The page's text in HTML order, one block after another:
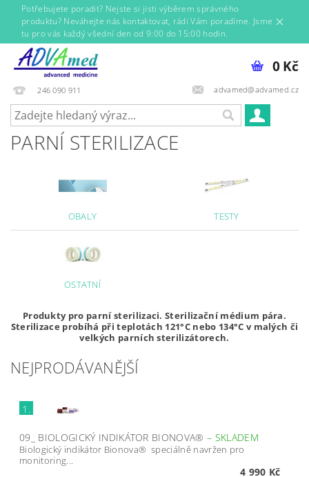
Potřebujete poradit? Nejste si jisti výběrem správného
produktu? Neváhejte nás kontaktovat, rádi Vám poradíme. Jsme
tu pro vás každý všední den od 9:00 do 15:00 hodin.
246 090 911 advamed@advamed.cz
0 Kč
PARNÍ STERILIZACE
OBALY TESTY
OSTATNÍ
Produkty pro parní sterilizaci. Sterilizační médium pára.
Sterilizace probíhá při teplotách 121°C nebo 134°C v malých či
velkých parních sterilizátorech.
NEJPRODÁVANĚJŠÍ
1.
09_ BIOLOGICKÝ INDIKÁTOR BIONOVA®– SKLADEM
Biologický indikátor Bionova® speciálně navržen pro
monitoring...
4 990 Kč